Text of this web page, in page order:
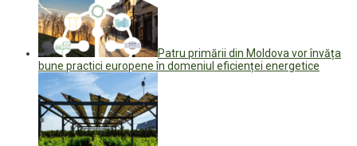
Patru primării din Moldova vor învăța
bune practici europene în domeniul eficienței energetice